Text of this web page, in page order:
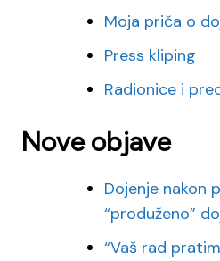
Moja priča o
Press kliping
Radionice i
Nove objave
Dojenje nakon
“produženo”
“Vaš rad